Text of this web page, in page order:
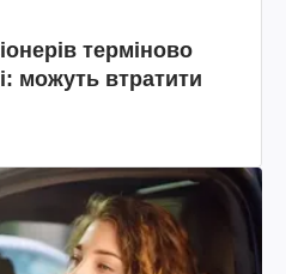
терміново
можуть втратити